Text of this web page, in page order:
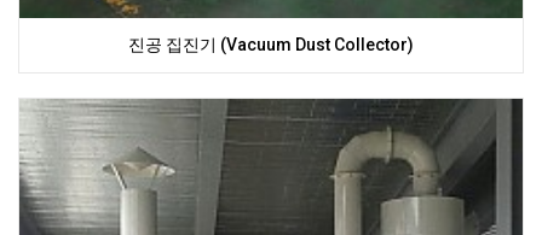
진공 집진기 (Vacuum Dust Collector)